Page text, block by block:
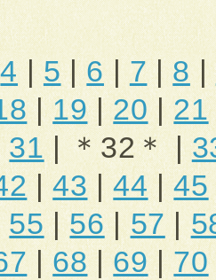
4|5|6|7|8|
|19|20|21
31| ＊32＊ |
|43|44|45
55|56|57|
|68|69|70